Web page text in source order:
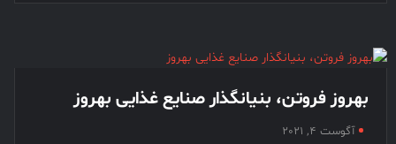
مرادی،
بنیانگذار،
مدیر
بهروز فروتن، بنیانگذار صنایع غذایی بهروز
آگوست 4, 2021